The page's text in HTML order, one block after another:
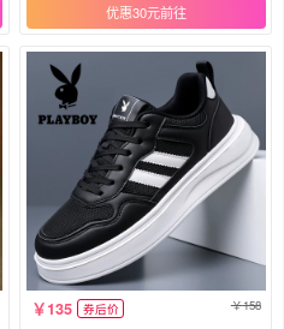
优惠30元
135 券后价 158